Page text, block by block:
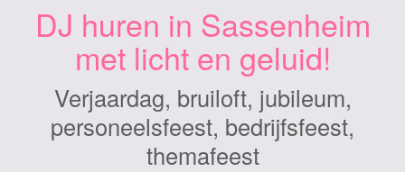
DJ huren in Sassenheim
met licht en geluid!
Verjaardag, bruiloft, jubileum,
personeelsfeest, bedrijfsfeest,
themafeest